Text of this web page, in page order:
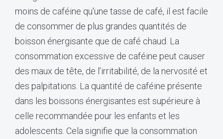
moins de caféine qu'une tasse de café, il est facile
de consommer de plus grandes quantités de
boisson énergisante que de café chaud. La
consommation excessive de caféine peut causer
des maux de tête, de l’irritabilité, de la nervosité et
des palpitations. La quantité de caféine présente
dans les boissons énergisantes est supérieure à
celle recommandée pour les enfants et les
adolescents. Cela signifie que la consommation